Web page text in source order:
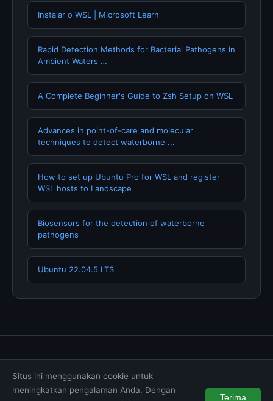
Instalar o WSL | Microsoft Learn
Rapid Detection Methods for Bacterial Pathogens in
Ambient Waters …
A Complete Beginner's Guide to Zsh Setup on WSL
Advances in point-of-care and molecular
techniques to detect waterborne ...
How to set up Ubuntu Pro for WSL and register
WSL hosts to Landscape
Biosensors for the detection of waterborne
pathogens
Ubuntu 22.04.5 LTS
Syarat & Ketentuan
Situs ini menggunakan cookie untuk
meningkatkan pengalaman Anda. Dengan
Terima